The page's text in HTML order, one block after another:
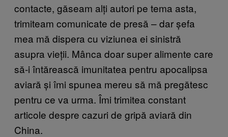
contacte, găseam alți autori pe tema asta,
trimiteam comunicate de presă – dar șefa
mea mă dispera cu viziunea ei sinistră
asupra vieții. Mânca doar super alimente care
să-i întărească imunitatea pentru apocalipsa
aviară și îmi spunea mereu să mă pregătesc
pentru ce va urma. Îmi trimitea constant
articole despre cazuri de gripă aviară din
China.